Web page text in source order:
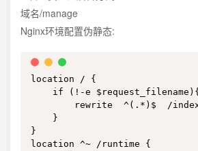
域名/manage
Nginx环境配置伪静态:
location / {
if (!-e
rewrite  ^(.*)$  /
    }
}
location ^~ /runtime {